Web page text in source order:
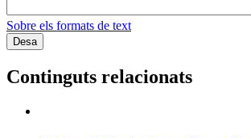
Sobre els formats de text
Continguts relacionats